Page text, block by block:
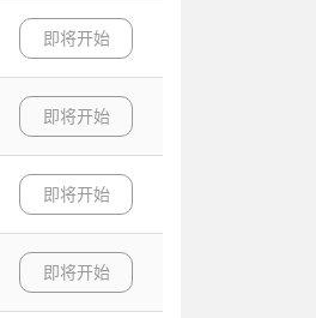
即将开始
即将开始
即将开始
即将开始